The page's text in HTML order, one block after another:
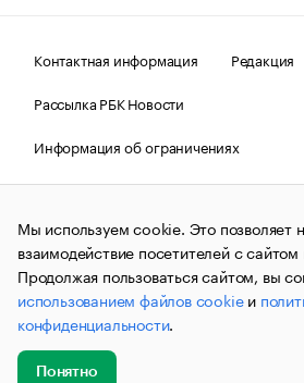
Контактная информация
Редакция
Рассылка РБК Новости
Информация об ограничениях
Правовая информация
О
© АО «РОСБИЗНЕСКОНСАЛТИНГ»,
и материалы информационного
(зарегистрировано Федеральной
связи, информационных технологий и
коммуникаций (Роскомнадзор)
№ФС77-63848) сопровождаются
публикации могут содержать
не предназначенную для пользователей
до 18 лет.
Мы используем cookie. Это позволяет
взаимодействие посетителей с
Продолжая пользоваться сайтом, вы
использованием файлов cookieи
конфиденциальности.
Понятно